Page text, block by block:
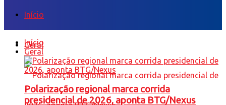
Início
Geral
Início
Geral
Polarização regional marca corrida
presidencial de 2026, aponta BTG/Nexus